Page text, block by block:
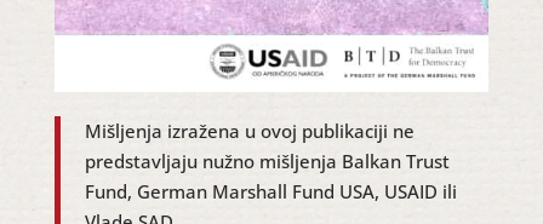
Mišljenja izražena u ovoj publikaciji ne
predstavljaju nužno mišljenja Balkan Trust
Fund, German Marshall Fund USA, USAID ili